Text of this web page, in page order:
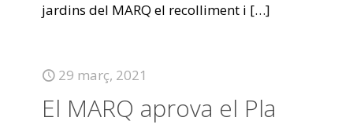
jardins del MARQ el recolliment i […]
29 març, 2021
El MARQ aprova el Pla